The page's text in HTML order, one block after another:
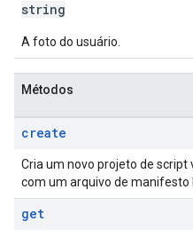
string
A foto do usuário.
Métodos
create
Cria um novo projeto de script
com um arquivo de manifesto
get